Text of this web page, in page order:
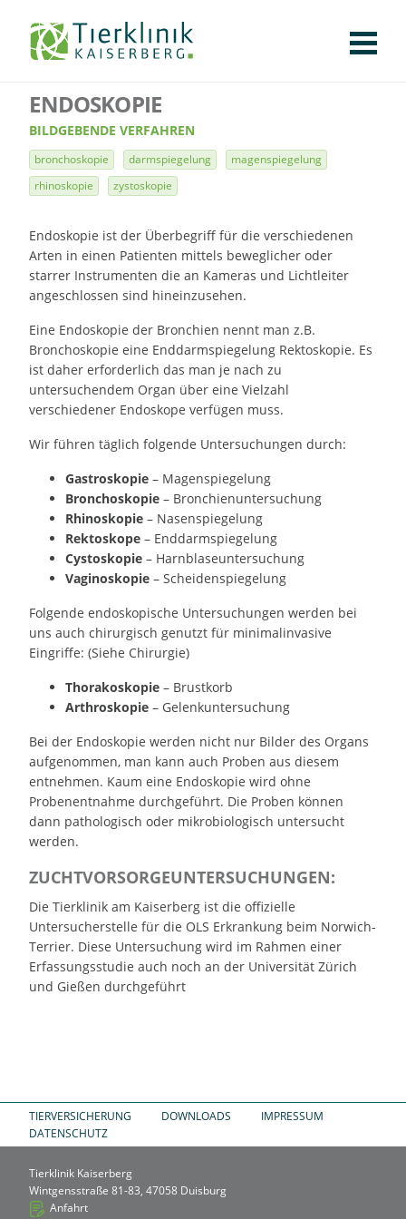
KLINIK
CHIRURGIE
AUGENHEILKUNDE
KARDIOLOGIE
BILDGEBUNG
INNERE MEDIZIN
WEITERE
AKTUELLES
KARRIERE
VERANSTALTUNGEN
PUBLIKATIONEN
DOWNLOADS
LEXIKON
Tierklinik
Kaiserberg
ENDOSKOPIE
BILDGEBENDE VERFAHREN
bronchoskopie darmspiegelung
magenspiegelung
rhinoskopie
zystoskopie
Endoskopie ist der Überbegriff für die verschiedenen
Arten in einen Patienten mittels beweglicher oder
starrer Instrumenten die an Kameras und Lichtleiter
angeschlossen sind hineinzusehen.
Eine Endoskopie der Bronchien nennt man z.B.
Bronchoskopie eine Enddarmspiegelung Rektoskopie. Es
ist daher erforderlich das man je nach zu
untersuchendem Organ über eine Vielzahl
verschiedener Endoskope verfügen muss.
Wir führen täglich folgende Untersuchungen durch:
Gastroskopie – Magenspiegelung
Bronchoskopie – Bronchienuntersuchung
Rhinoskopie – Nasenspiegelung
Rektoskope – Enddarmspiegelung
Cystoskopie – Harnblaseuntersuchung
Vaginoskopie – Scheidenspiegelung
Folgende endoskopische Untersuchungen werden bei
uns auch chirurgisch genutzt für minimalinvasive
Eingriffe: (Siehe Chirurgie)
Thorakoskopie – Brustkorb
Arthroskopie – Gelenkuntersuchung
Bei der Endoskopie werden nicht nur Bilder des Organs
aufgenommen, man kann auch Proben aus diesem
entnehmen. Kaum eine Endoskopie wird ohne
Probenentnahme durchgeführt. Die Proben können
dann pathologisch oder mikrobiologisch untersucht
werden.
ZUCHTVORSORGEUNTERSUCHUNGEN:
Die Tierklinik am Kaiserberg ist die offizielle
Untersucherstelle für die OLS Erkrankung beim Norwich-
Terrier. Diese Untersuchung wird im Rahmen einer
Erfassungsstudie auch noch an der Universität Zürich
und Gießen durchgeführt
TIERVERSICHERUNG DOWNLOADS
IMPRESSUM
DATENSCHUTZ
Tierklinik Kaiserberg
Wintgensstraße 81-83, 47058 Duisburg
Anfahrt